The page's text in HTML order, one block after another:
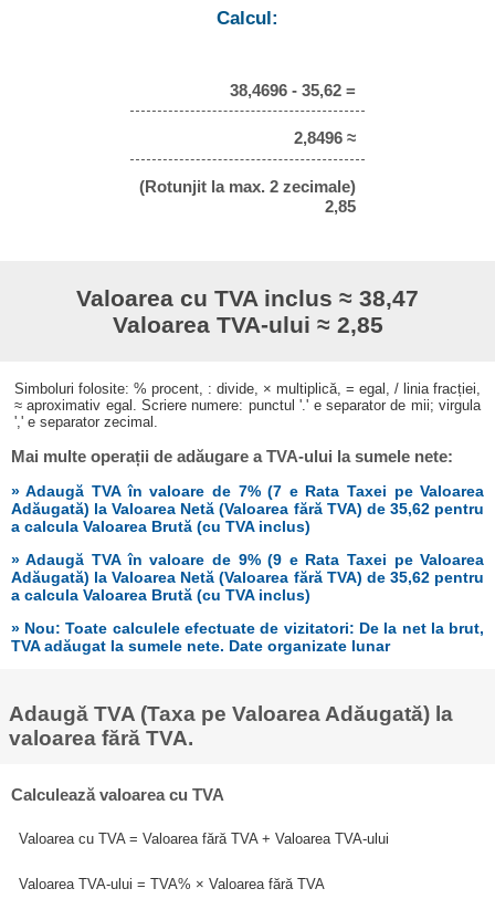
Calcul:
38,4696 - 35,62 =
2,8496 ≈
(Rotunjit la max. 2 zecimale)
2,85
Valoarea cu TVA inclus ≈ 38,47
Valoarea TVA-ului ≈ 2,85
Simboluri folosite: % procent, : divide, × multiplică, = egal, / linia fracției,
≈ aproximativ egal. Scriere numere: punctul '.' e separator de mii; virgula
',' e separator zecimal.
Mai multe operații de adăugare a TVA-ului la sumele nete:
» Adaugă TVA în valoare de 7% (7 e Rata Taxei pe Valoarea
Adăugată) la Valoarea Netă (Valoarea fără TVA) de 35,62 pentru
a calcula Valoarea Brută (cu TVA inclus)
» Adaugă TVA în valoare de 9% (9 e Rata Taxei pe Valoarea
Adăugată) la Valoarea Netă (Valoarea fără TVA) de 35,62 pentru
a calcula Valoarea Brută (cu TVA inclus)
» Nou: Toate calculele efectuate de vizitatori: De la net la brut,
TVA adăugat la sumele nete. Date organizate lunar
Adaugă TVA (Taxa pe Valoarea Adăugată) la
valoarea fără TVA.
Calculează valoarea cu TVA
Valoarea cu TVA = Valoarea fără TVA + Valoarea TVA-ului
Valoarea TVA-ului = TVA% × Valoarea fără TVA